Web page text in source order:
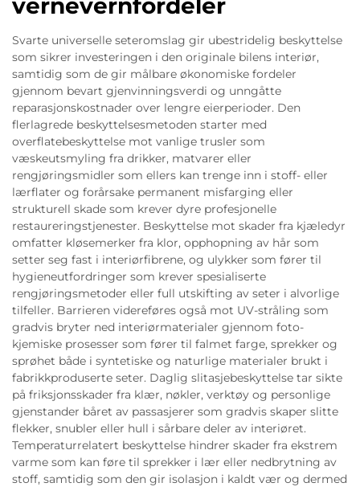
vernevernfordeler
Svarte universelle seteromslag gir ubestridelig beskyttelse
som sikrer investeringen i den originale bilens interiør,
samtidig som de gir målbare økonomiske fordeler
gjennom bevart gjenvinningsverdi og unngåtte
reparasjonskostnader over lengre eierperioder. Den
flerlagrede beskyttelsesmetoden starter med
overflatebeskyttelse mot vanlige trusler som
væskeutsmyling fra drikker, matvarer eller
rengjøringsmidler som ellers kan trenge inn i stoff- eller
lærflater og forårsake permanent misfarging eller
strukturell skade som krever dyre profesjonelle
restaureringstjenester. Beskyttelse mot skader fra kjæledyr
omfatter kløsemerker fra klor, opphopning av hår som
setter seg fast i interiørfibrene, og ulykker som fører til
hygieneutfordringer som krever spesialiserte
rengjøringsmetoder eller full utskifting av seter i alvorlige
tilfeller. Barrieren videreføres også mot UV-stråling som
gradvis bryter ned interiørmaterialer gjennom foto-
kjemiske prosesser som fører til falmet farge, sprekker og
sprøhet både i syntetiske og naturlige materialer brukt i
fabrikkproduserte seter. Daglig slitasjebeskyttelse tar sikte
på friksjonsskader fra klær, nøkler, verktøy og personlige
gjenstander båret av passasjerer som gradvis skaper slitte
flekker, snubler eller hull i sårbare deler av interiøret.
Temperaturrelatert beskyttelse hindrer skader fra ekstrem
varme som kan føre til sprekker i lær eller nedbrytning av
stoff, samtidig som den gir isolasjon i kaldt vær og dermed